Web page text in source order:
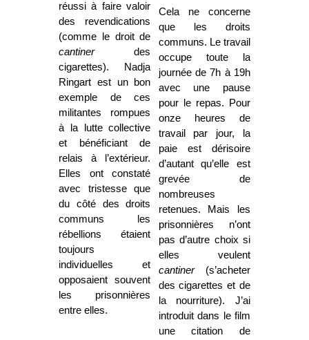
réussi à faire valoir
des revendications
(comme le droit de
cantinerdes
cigarettes). Nadja
Ringart est un bon
exemple de ces
militantes rompues
à la lutte collective
et bénéficiant de
relais à l’extérieur.
Elles ont constaté
avec tristesse que
du côté des droits
communs les
rébellions étaient
toujours
individuelles et
opposaient souvent
les prisonnières
entre elles.
Cela ne concerne
que les droits
communs. Le travail
occupe toute la
journée de 7h à 19h
avec une pause
pour le repas. Pour
onze heures de
travail par jour, la
paie est dérisoire
d’autant qu’elle est
grevée de
nombreuses
retenues. Mais les
prisonnières n’ont
pas d’autre choix si
elles veulent
cantiner(s’acheter
des cigarettes et de
la nourriture). J’ai
introduit dans le film
une citation de